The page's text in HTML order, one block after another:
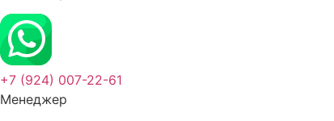
+7 (924) 007-22-61
Менеджер